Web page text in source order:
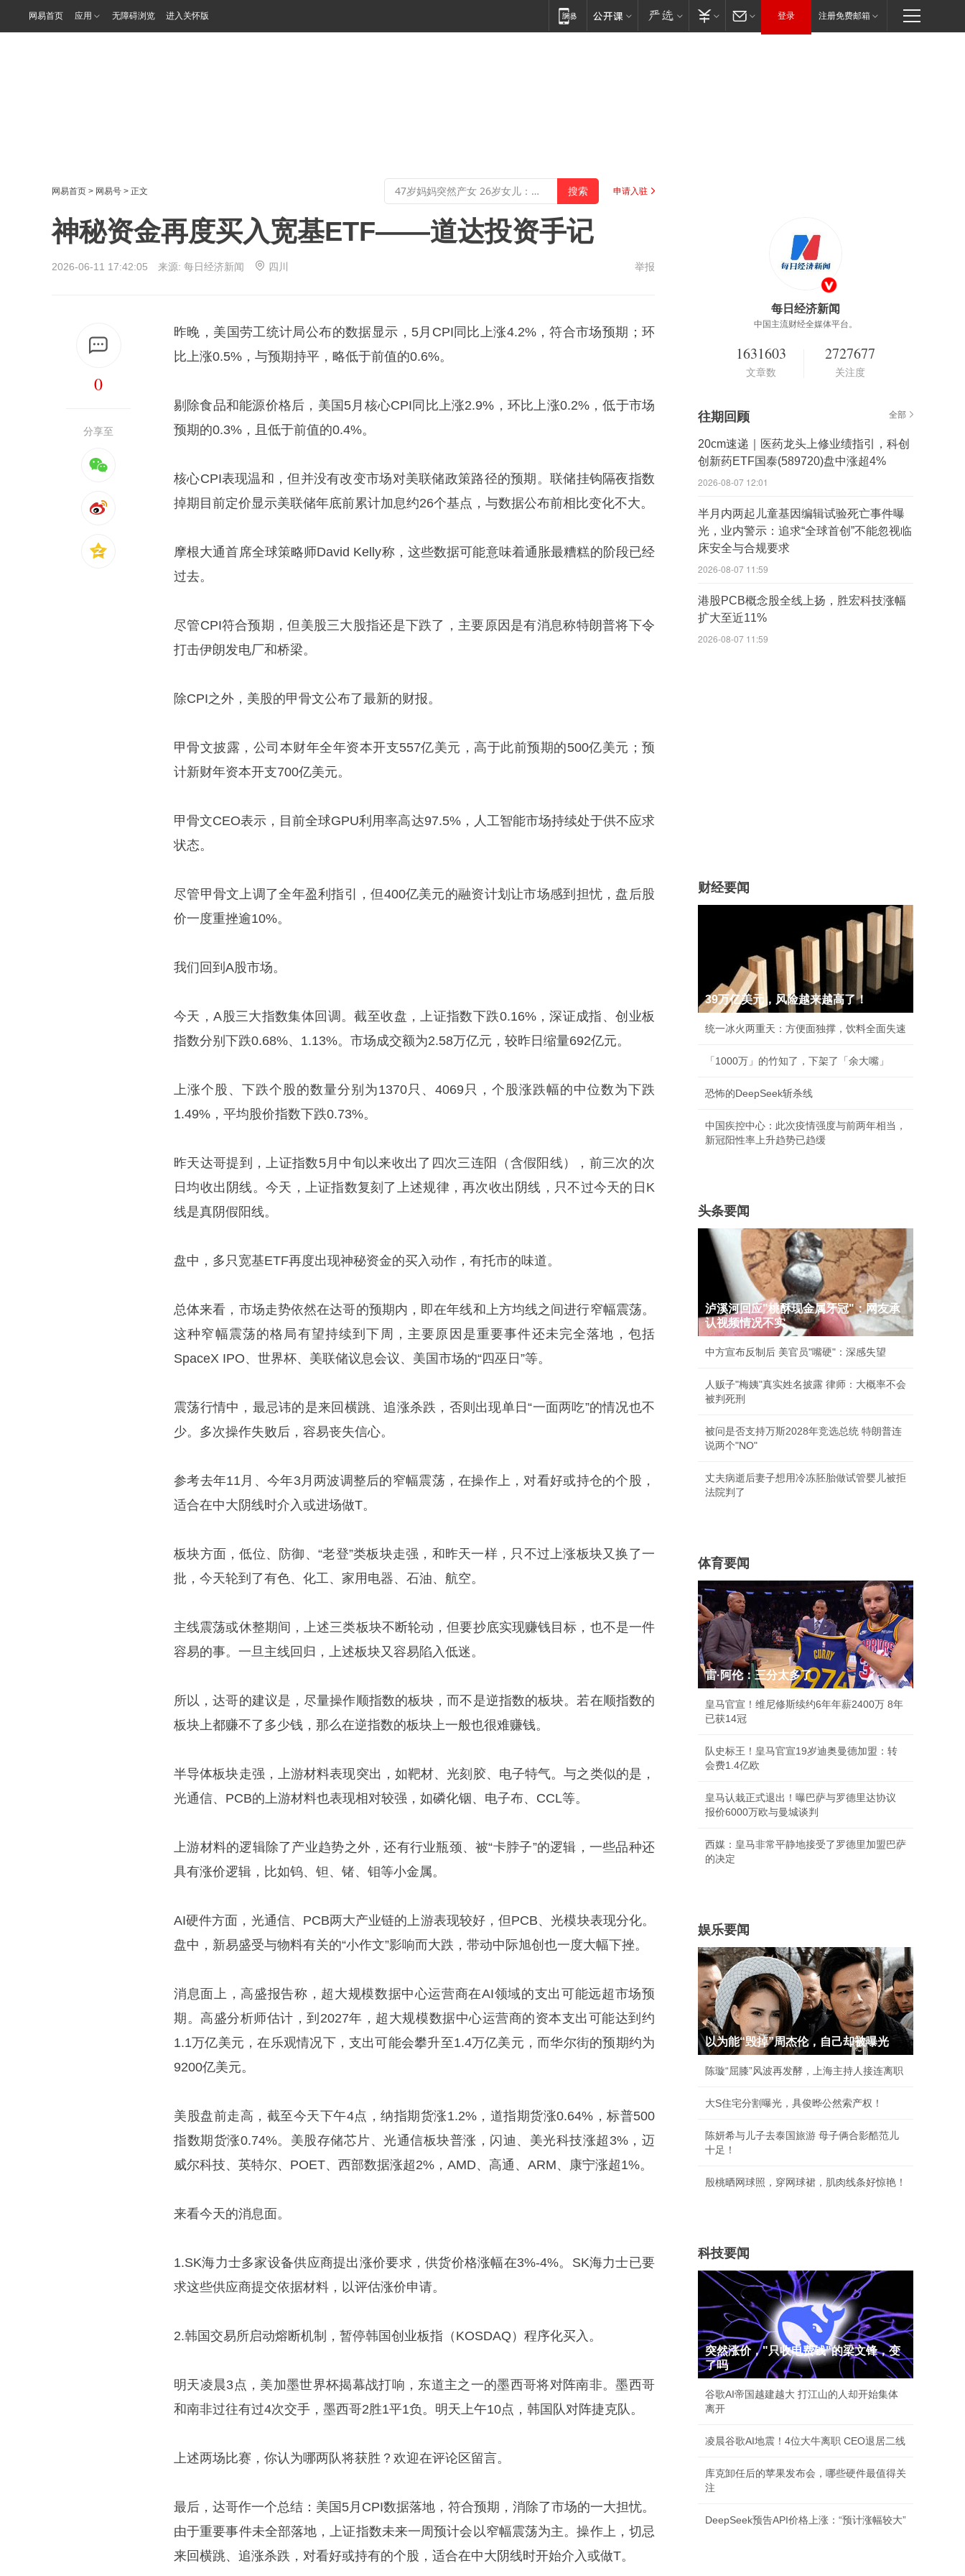
网易首页 应用 无障碍浏览 进入关怀版 登录 注册免费邮箱
网易首页 > 网易号 > 正文 申请入驻
神秘资金再度买入宽基ETF——道达投资手记
2026-06-11 17:42:05 来源: 每日经济新闻 四川 举报
0
分享至
昨晚，美国劳工统计局公布的数据显示，5月CPI同比上涨4.2%，符合市场预期；环
比上涨0.5%，与预期持平，略低于前值的0.6%。
剔除食品和能源价格后，美国5月核心CPI同比上涨2.9%，环比上涨0.2%，低于市场
预期的0.3%，且低于前值的0.4%。
核心CPI表现温和，但并没有改变市场对美联储政策路径的预期。联储挂钩隔夜指数
掉期目前定价显示美联储年底前累计加息约26个基点，与数据公布前相比变化不大。
摩根大通首席全球策略师David Kelly称，这些数据可能意味着通胀最糟糕的阶段已经
过去。
尽管CPI符合预期，但美股三大股指还是下跌了，主要原因是有消息称特朗普将下令
打击伊朗发电厂和桥梁。
除CPI之外，美股的甲骨文公布了最新的财报。
甲骨文披露，公司本财年全年资本开支557亿美元，高于此前预期的500亿美元；预
计新财年资本开支700亿美元。
甲骨文CEO表示，目前全球GPU利用率高达97.5%，人工智能市场持续处于供不应求
状态。
尽管甲骨文上调了全年盈利指引，但400亿美元的融资计划让市场感到担忧，盘后股
价一度重挫逾10%。
我们回到A股市场。
今天，A股三大指数集体回调。截至收盘，上证指数下跌0.16%，深证成指、创业板
指数分别下跌0.68%、1.13%。市场成交额为2.58万亿元，较昨日缩量692亿元。
上涨个股、下跌个股的数量分别为1370只、4069只，个股涨跌幅的中位数为下跌
1.49%，平均股价指数下跌0.73%。
昨天达哥提到，上证指数5月中旬以来收出了四次三连阳（含假阳线），前三次的次
日均收出阴线。今天，上证指数复刻了上述规律，再次收出阴线，只不过今天的日K
线是真阴假阳线。
盘中，多只宽基ETF再度出现神秘资金的买入动作，有托市的味道。
总体来看，市场走势依然在达哥的预期内，即在年线和上方均线之间进行窄幅震荡。
这种窄幅震荡的格局有望持续到下周，主要原因是重要事件还未完全落地，包括
SpaceX IPO、世界杯、美联储议息会议、美国市场的“四巫日”等。
震荡行情中，最忌讳的是来回横跳、追涨杀跌，否则出现单日“一面两吃”的情况也不
少。多次操作失败后，容易丧失信心。
参考去年11月、今年3月两波调整后的窄幅震荡，在操作上，对看好或持仓的个股，
适合在中大阴线时介入或进场做T。
板块方面，低位、防御、“老登”类板块走强，和昨天一样，只不过上涨板块又换了一
批，今天轮到了有色、化工、家用电器、石油、航空。
主线震荡或休整期间，上述三类板块不断轮动，但要抄底实现赚钱目标，也不是一件
容易的事。一旦主线回归，上述板块又容易陷入低迷。
所以，达哥的建议是，尽量操作顺指数的板块，而不是逆指数的板块。若在顺指数的
板块上都赚不了多少钱，那么在逆指数的板块上一般也很难赚钱。
半导体板块走强，上游材料表现突出，如靶材、光刻胶、电子特气。与之类似的是，
光通信、PCB的上游材料也表现相对较强，如磷化铟、电子布、CCL等。
上游材料的逻辑除了产业趋势之外，还有行业瓶颈、被“卡脖子”的逻辑，一些品种还
具有涨价逻辑，比如钨、钽、锗、钼等小金属。
AI硬件方面，光通信、PCB两大产业链的上游表现较好，但PCB、光模块表现分化。
盘中，新易盛受与物料有关的“小作文”影响而大跌，带动中际旭创也一度大幅下挫。
消息面上，高盛报告称，超大规模数据中心运营商在AI领域的支出可能远超市场预
期。高盛分析师估计，到2027年，超大规模数据中心运营商的资本支出可能达到约
1.1万亿美元，在乐观情况下，支出可能会攀升至1.4万亿美元，而华尔街的预期约为
9200亿美元。
美股盘前走高，截至今天下午4点，纳指期货涨1.2%，道指期货涨0.64%，标普500
指数期货涨0.74%。美股存储芯片、光通信板块普涨，闪迪、美光科技涨超3%，迈
威尔科技、英特尔、POET、西部数据涨超2%，AMD、高通、ARM、康宁涨超1%。
来看今天的消息面。
1.SK海力士多家设备供应商提出涨价要求，供货价格涨幅在3%-4%。SK海力士已要
求这些供应商提交依据材料，以评估涨价申请。
2.韩国交易所启动熔断机制，暂停韩国创业板指（KOSDAQ）程序化买入。
明天凌晨3点，美加墨世界杯揭幕战打响，东道主之一的墨西哥将对阵南非。墨西哥
和南非过往有过4次交手，墨西哥2胜1平1负。明天上午10点，韩国队对阵捷克队。
上述两场比赛，你认为哪两队将获胜？欢迎在评论区留言。
最后，达哥作一个总结：美国5月CPI数据落地，符合预期，消除了市场的一大担忧。
由于重要事件未全部落地，上证指数未来一周预计会以窄幅震荡为主。操作上，切忌
来回横跳、追涨杀跌，对看好或持有的个股，适合在中大阴线时开始介入或做T。
每日经济新闻
中国主流财经全媒体平台。
1631603
文章数
2727677
关注度
往期回顾 全部
20cm速递｜医药龙头上修业绩指引，科创
创新药ETF国泰(589720)盘中涨超4%
2026-08-07 12:01
半月内两起儿童基因编辑试验死亡事件曝
光，业内警示：追求“全球首创”不能忽视临
床安全与合规要求
2026-08-07 11:59
港股PCB概念股全线上扬，胜宏科技涨幅
扩大至近11%
2026-08-07 11:59
财经要闻
39万亿美元，风险越来越高了！
统一冰火两重天：方便面独撑，饮料全面失速
「1000万」的竹知了，下架了「余大嘴」
恐怖的DeepSeek斩杀线
中国疾控中心：此次疫情强度与前两年相当，
新冠阳性率上升趋势已趋缓
头条要闻
泸溪河回应"桃酥现金属牙冠"：网友承
认视频情况不实
中方宣布反制后 美官员"嘴硬"：深感失望
人贩子"梅姨"真实姓名披露 律师：大概率不会
被判死刑
被问是否支持万斯2028年竞选总统 特朗普连
说两个"NO"
丈夫病逝后妻子想用冷冻胚胎做试管婴儿被拒
法院判了
体育要闻
雷·阿伦：三分太多了
皇马官宣！维尼修斯续约6年年薪2400万 8年
已获14冠
队史标王！皇马官宣19岁迪奥曼德加盟：转
会费1.4亿欧
皇马认栽正式退出！曝巴萨与罗德里达协议
报价6000万欧与曼城谈判
西媒：皇马非常平静地接受了罗德里加盟巴萨
的决定
娱乐要闻
以为能“毁掉”周杰伦，自己却被曝光
陈璇“屈膝”风波再发酵，上海主持人接连离职
大S住宅分割曝光，具俊晔公然索产权！
陈妍希与儿子去泰国旅游 母子俩合影酷范儿
十足！
殷桃晒网球照，穿网球裙，肌肉线条好惊艳！
科技要闻
突然涨价，"只收电费钱"的梁文锋，变
了吗
谷歌AI帝国越建越大 打江山的人却开始集体
离开
凌晨谷歌AI地震！4位大牛离职 CEO退居二线
库克卸任后的苹果发布会，哪些硬件最值得关
注
DeepSeek预告API价格上涨：“预计涨幅较大”